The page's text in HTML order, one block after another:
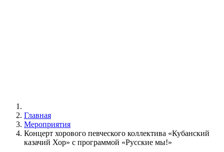
Главная
Мероприятия
Концерт хорового певческого коллектива «Кубанский
казачий Хор» с программой «Русские мы!»